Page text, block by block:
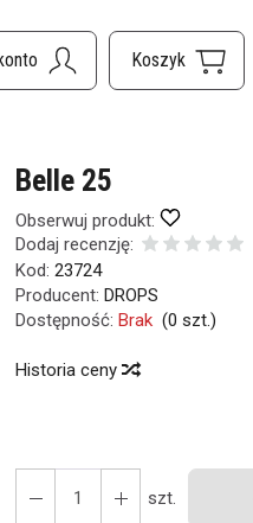
Belle 25
Obserwuj produkt:
Dodaj recenzję:
Kod: 23724
Producent: DROPS
Dostępność: Brak (0 szt.)
Historia ceny
szt.